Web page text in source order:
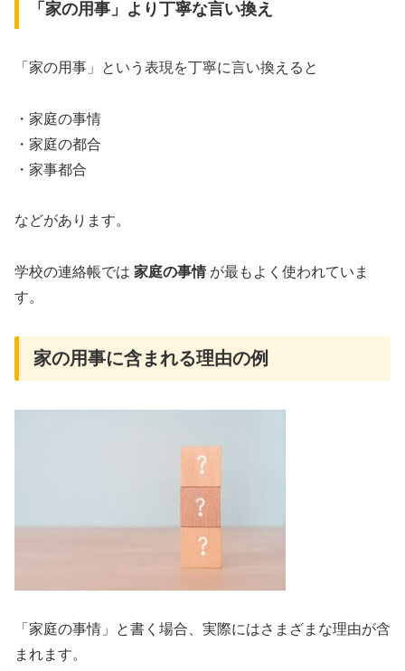
「家の用事」より丁寧な言い換え
「家の用事」という表現を丁寧に言い換えると
・家庭の事情
・家庭の都合
・家事都合
などがあります。
学校の連絡帳では 家庭の事情が最もよく使われていま
す。
家の用事に含まれる理由の例
「家庭の事情」と書く場合、実際にはさまざまな理由が含
まれます。